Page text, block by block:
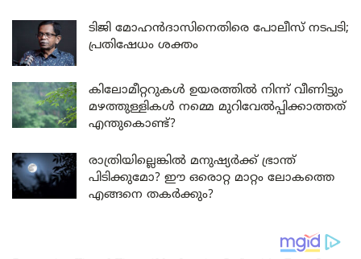
ടിജി മോഹൻദാസിനെതിരെ പോലീസ് നടപടി;
പ്രതിഷേധം ശക്തം
കിലോമീറ്ററുകൾ ഉയരത്തിൽ നിന്ന് വീണിട്ടും
മഴത്തുള്ളികൾ നമ്മെ മുറിവേൽപ്പിക്കാത്തത്
എന്തുകൊണ്ട്?
രാത്രിയില്ലെങ്കിൽ മനുഷ്യർക്ക് ഭ്രാന്ത്
പിടിക്കുമോ? ഈ ഒരൊറ്റ മാറ്റം ലോകത്തെ
എങ്ങനെ തകർക്കും?